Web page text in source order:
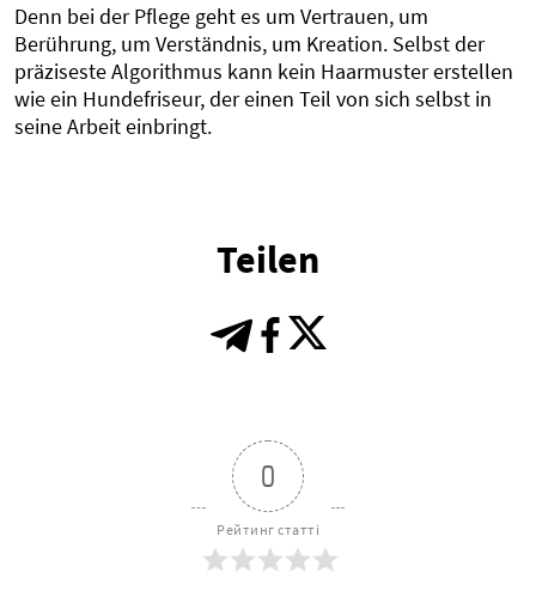
Denn bei der Pflege geht es um Vertrauen, um
Berührung, um Verständnis, um Kreation. Selbst der
präziseste Algorithmus kann kein Haarmuster erstellen
wie ein Hundefriseur, der einen Teil von sich selbst in
seine Arbeit einbringt.
Teilen
0
Рейтинг статті